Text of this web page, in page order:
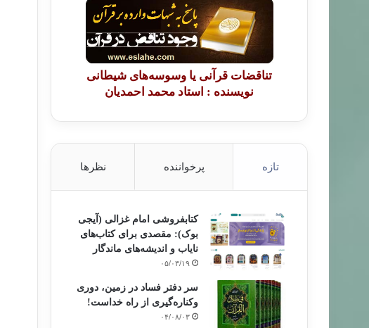
تناقضات قرآنی یا وسوسه‌های شیطانی
نویسنده : استاد محمد احمدیان
تازه پرخواننده نظرها
کتابفروشی امام غزالی (آیجی
بوک): مقصدی برای کتاب‌های
نایاب و اندیشه‌های ماندگار
۰۵/۰۳/۱۹
سر دفتر فساد در زمین‌، دوری
وکناره‌گیری از راه خداست‌!
۰۴/۰۸/۰۳